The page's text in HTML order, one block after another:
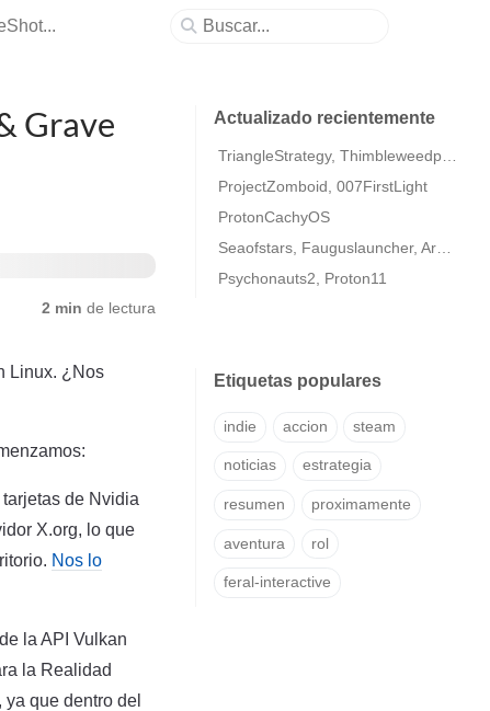
Grave
2 min de lectura
Linux. ¿Nos
de Nvidia
X.org, lo que
Nos lo
la API Vulkan
la Realidad
que dentro del
Actualizado recientemente
ProjectZomboid, 007FirstLight
ProtonCachyOS
Psychonauts2, Proton11
Etiquetas populares
indie accion steam
noticias estrategia
resumen proximamente
aventura rol
feral-interactive